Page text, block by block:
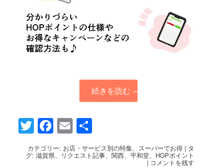
続きを読む →
Twitter
Facebook
Email
有
カテゴリー: お店・サービス別の特集、 スーパーでお得 | タ
グ: 滋賀県、 リクエスト記事、関西、平和堂、 HOPポイント
| コメントを残す